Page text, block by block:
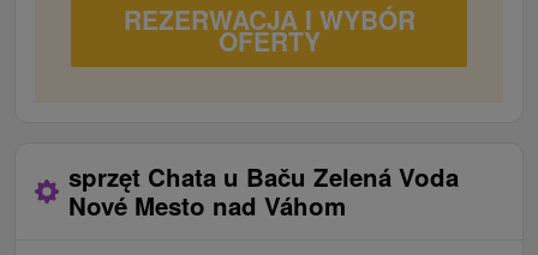
REZERWACJA I WYBÓR
OFERTY
sprzęt Chata u Baču Zelená Voda
Nové Mesto nad Váhom